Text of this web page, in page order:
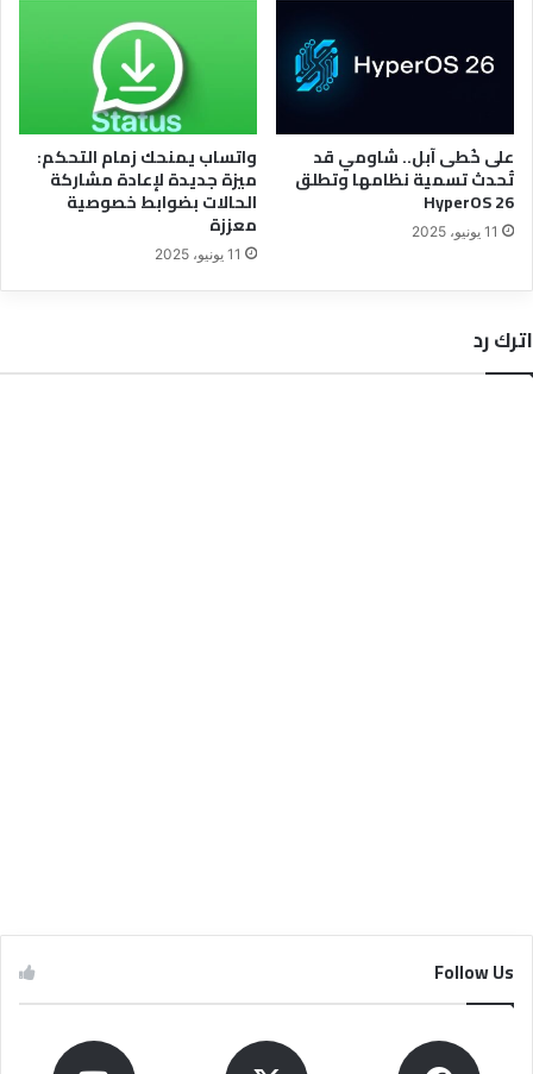
على خُطى آبل.. شاومي قد
تُحدث تسمية نظامها وتطلق
HyperOS 26
11 يونيو، 2025
واتساب يمنحك زمام التحكم:
ميزة جديدة لإعادة مشاركة
الحالات بضوابط خصوصية
معززة
11 يونيو، 2025
اترك رد
Follow Us